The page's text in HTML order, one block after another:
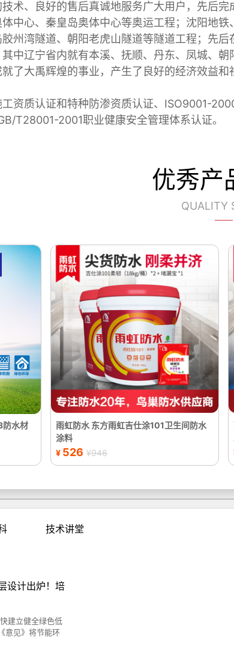
术、良好的售后真诚地服务广大用户，先后
中心、秦皇岛奥体中心等奥运工程；沈阳地
州湾隧道、朝阳老虎山隧道等隧道工程；先
中辽宁省内就有本溪、抚顺、丹东、凤城、
了大禹辉煌的事业，产生了良好的经济效益
资质认证和特种防渗资质认证、ISO9001-
T28001-2001职业健康安全管理体系认证。
优秀产
QUALITY
防水材
雨虹防水 东方雨虹吉仕涂101卫生间防水
涂料
¥ 526 ¥946
技术讲堂
设计出炉！培
立健全绿色低
意见》将节能环